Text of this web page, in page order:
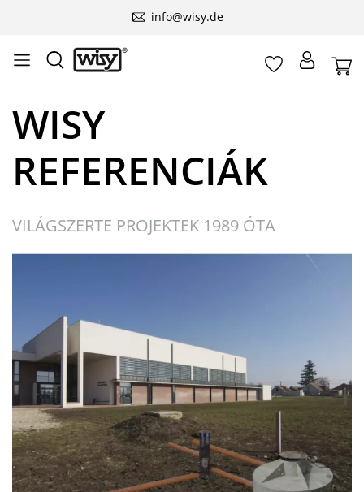
info@wisy.de
WISY
REFERENCIÁK
VILÁGSZERTE PROJEKTEK 1989 ÓTA